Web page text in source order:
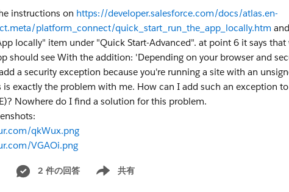
instructions on https://developer.salesforce.com/docs/atlas.en-
platform_connect/quick_start_run_the_app_locally.htm
locally" item under "Quick Start-Advanced". at point 6 it says
should see With the addition: 'Depending on your browser and
a security exception because you're running a site with an
exactly the problem with me. How can I add such an exception
Nowhere do I find a solution for this problem.
qkWux.png
VGAOi.png
2 件の回答 共有
Show menu